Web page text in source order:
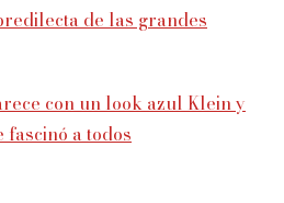
de las grandes
con un look azul Klein y
fascinó a todos